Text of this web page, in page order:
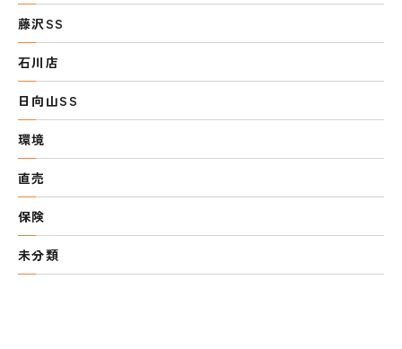
藤沢SS
石川店
日向山SS
環境
直売
保険
未分類